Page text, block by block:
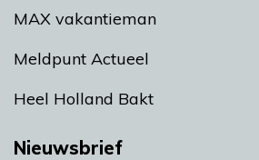
MAX vakantieman
Meldpunt Actueel
Heel Holland Bakt
Nieuwsbrief